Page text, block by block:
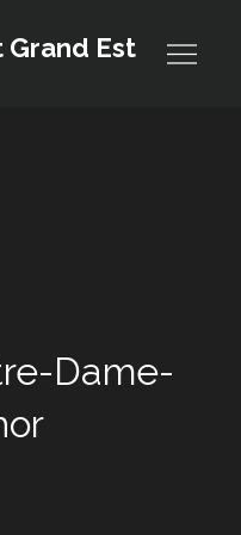
Grand Est
Dame-